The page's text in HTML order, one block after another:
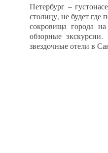
Петербург –
столицу, не будет где
сокровища города
обзорные
звездочные отели в